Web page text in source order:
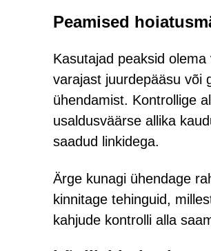
Peamised
Kasutajad peaksid
varajast juurdepääsu või
ühendamist. Kontrollige
usaldusväärse allika
saadud linkidega.
Ärge kunagi ühendage
kinnitage tehinguid,
kahjude kontrolli alla